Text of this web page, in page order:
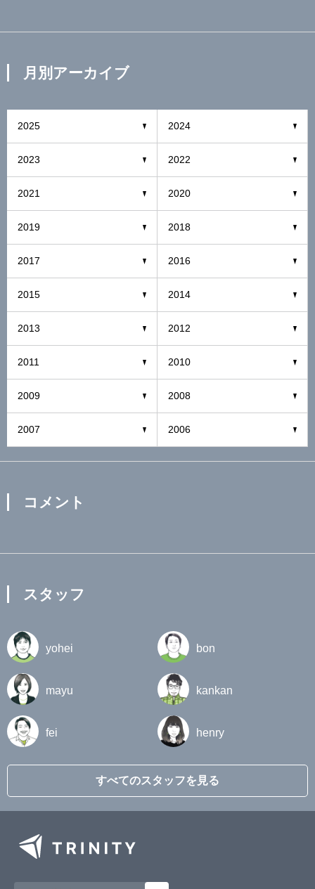
月別アーカイブ
2025 2024
2023 2022
2021 2020
2019 2018
2017 2016
2015 2014
2013 2012
2011 2010
2009 2008
2007 2006
コメント
スタッフ
yohei bon
mayu kankan
fei henry
すべてのスタッフを見る